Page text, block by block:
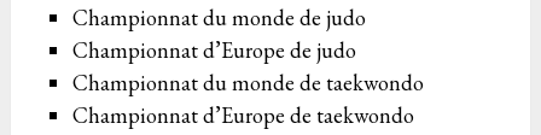
Championnat du monde de judo
Championnat d’Europe de judo
Championnat du monde de taekwondo
Championnat d’Europe de taekwondo